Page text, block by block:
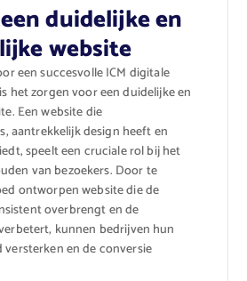
duidelijke en
website
een succesvolle ICM digitale
het zorgen voor een duidelijke en
Een website die
aantrekkelijk design heeft en
speelt een cruciale rol bij het
van bezoekers. Door te
ontworpen website die de
overbrengt en de
kunnen bedrijven hun
en de conversie